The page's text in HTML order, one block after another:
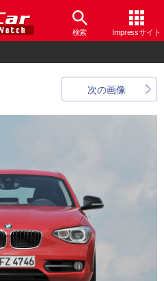
検索 Impressサイト
次の画像